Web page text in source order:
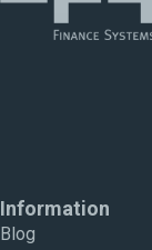
Information
Blog